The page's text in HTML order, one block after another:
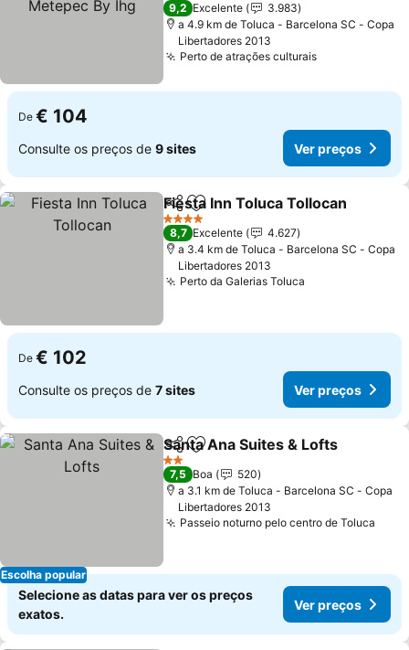
9,2 Excelente
3.983
a 4.9 km de Toluca - Barcelona SC - Copa
Libertadores 2013
Perto de atrações culturaisVer preços
De € 104
Consulte os preços de 9 sites Ver preços
PartilharAdicionar aos favoritos
Fiesta Inn Toluca Tollocan
4 Estrelas
8,7 Excelente
4.627
a 3.4 km de Toluca - Barcelona SC - Copa
Libertadores 2013
Perto da Galerias Toluca
De € 102
Consulte os preços de 7 sites Ver preços
Escolha popular
PartilharAdicionar aos favoritos
Santa Ana Suites & Lofts
2 Estrelas
7,5 Boa
520
a 3.1 km de Toluca - Barcelona SC - Copa
Libertadores 2013
Passeio noturno pelo centro de Toluca
Selecione as datas para ver os preços
exatos.
Ver preços